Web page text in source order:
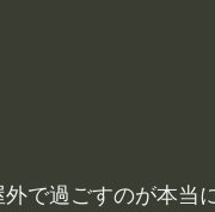
で過ごすのが本当